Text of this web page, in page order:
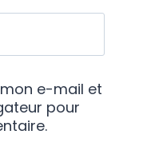
e-mail et
pour